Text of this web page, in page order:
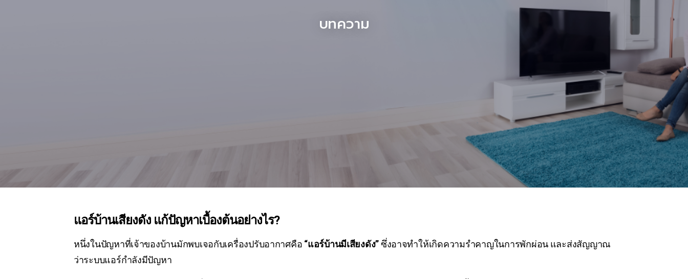
บทความ
แอร์บ้านเสียงดัง แก้ปัญหาเบื้องต้นอย่างไร?
หนึ่งในปัญหาที่เจ้าของบ้านมักพบเจอกับเครื่องปรับอากาศคือ “แอร์บ้านมีเสียงดัง”ซึ่งอาจทำให้เกิดความรำคาญในการพักผ่อน และส่งสัญญาณ
ว่าระบบแอร์กำลังมีปัญหา